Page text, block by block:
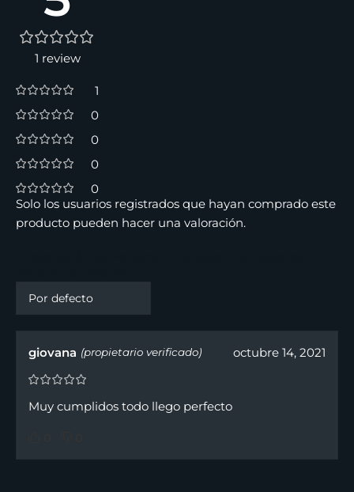
1 review
1
0
0
0
0
giovana (propietario verificado) octubre 14, 2021
Muy cumplidos todo llego perfecto
Solo los usuarios registrados que hayan comprado este
producto pueden hacer una valoración.